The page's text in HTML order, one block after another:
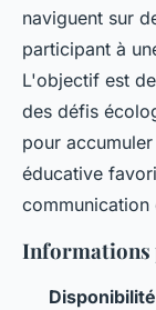
naviguent sur
participant à
L'objectif est
des défis
pour
éducative
communication
Informations
Disponibilité